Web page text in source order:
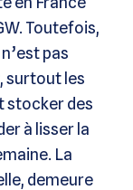
Toutefois,
pas
surtout les
stocker des
à lisser la
La
demeure